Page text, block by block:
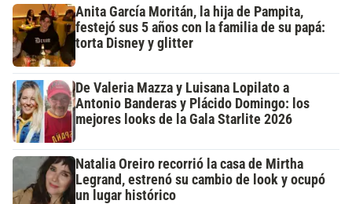
Anita García Moritán, la hija de Pampita,
festejó sus 5 años con la familia de su papá:
torta Disney y glitter
De Valeria Mazza y Luisana Lopilato a
Antonio Banderas y Plácido Domingo: los
mejores looks de la Gala Starlite 2026
Natalia Oreiro recorrió la casa de Mirtha
Legrand, estrenó su cambio de look y ocupó
un lugar histórico